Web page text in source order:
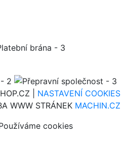
| NASTAVENÍ COOKIES
WWW STRÁNEK MACHIN.CZ
cookies